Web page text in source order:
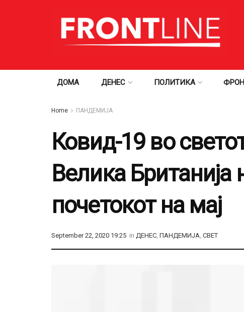
ДОМА ДЕНЕС ПОЛИТИКА
Home ПАНДЕМИЈА
Ковид-19 во
Велика
почетокот на мај
September 22, 2020 19:25 in ДЕНЕС, ПАНДЕМИЈА, СВЕТ